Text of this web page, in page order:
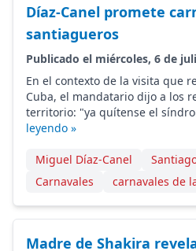
Díaz-Canel promete
santiagueros
Publicado el miércoles, 6 de
En el contexto de la visita que
Cuba, el mandatario dijo a los
territorio: "ya quítense el
leyendo »
Miguel Díaz-Canel
Carnavales
carnavales de
Madre de Shakira